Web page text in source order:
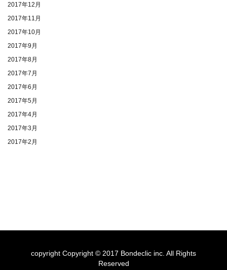
2017年12月
2017年11月
2017年10月
2017年9月
2017年8月
2017年7月
2017年6月
2017年5月
2017年4月
2017年3月
2017年2月
copyright Copyright © 2017 Bondeclic inc. All Rights
Reserved